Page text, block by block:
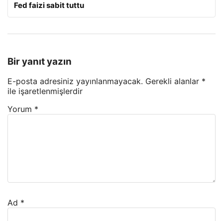
Fed faizi sabit tuttu
Bir yanıt yazın
E-posta adresiniz yayınlanmayacak. Gerekli alanlar *
ile işaretlenmişlerdir
Yorum *
Ad *